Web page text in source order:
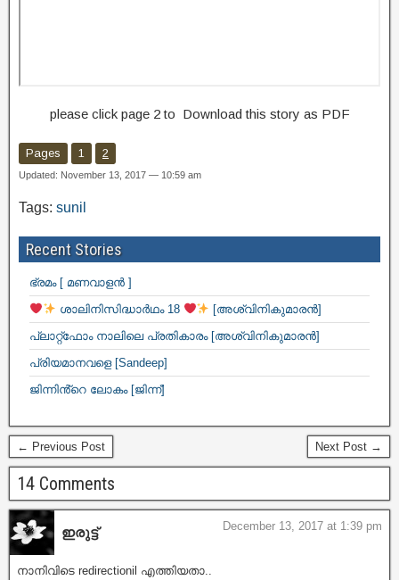
please click page 2 to Download this story as PDF
Pages 1 2
Updated: November 13, 2017 — 10:59 am
Tags: sunil
Recent Stories
ഭ്രമം [ മണവാളൻ ]
ശാലിനിസിദ്ധാർഥം 18
[അശ്വിനികുമാരൻ]
പ്ലാറ്റ്ഫോം നാലിലെ പ്രതികാരം [അശ്വിനികുമാരൻ]
പ്രിയമാനവളെ [Sandeep]
ജിന്നിൻ്റെ ലോകം [ജിന്ന്]
← Previous Post Next Post →
14 Comments
ഇരുട്ട് December 13, 2017 at 1:39 pm
നാനിവിടെ redirectionil എത്തിയതാ..